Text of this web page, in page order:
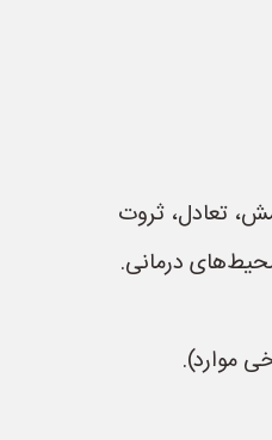
تعادل، ثروت
درمانی.
موارد).